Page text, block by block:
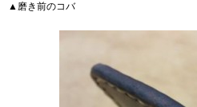
▲磨き前のコバ